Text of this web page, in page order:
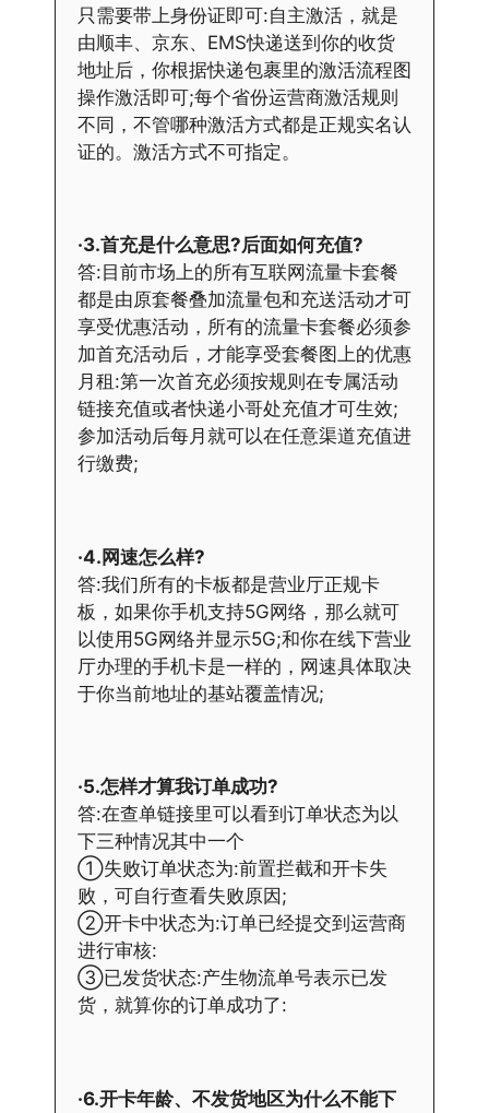
只需要带上身份证即可:自主激活，就是
由顺丰、京东、EMS快递送到你的收货
地址后，你根据快递包裹里的激活流程图
操作激活即可;每个省份运营商激活规则
不同，不管哪种激活方式都是正规实名认
证的。激活方式不可指定。
·3.首充是什么意思?后面如何充值?
答:目前市场上的所有互联网流量卡套餐
都是由原套餐叠加流量包和充送活动才可
享受优惠活动，所有的流量卡套餐必须参
加首充活动后，才能享受套餐图上的优惠
月租:第一次首充必须按规则在专属活动
链接充值或者快递小哥处充值才可生效;
参加活动后每月就可以在任意渠道充值进
行缴费;
·4.网速怎么样?
答:我们所有的卡板都是营业厅正规卡
板，如果你手机支持5G网络，那么就可
以使用5G网络并显示5G;和你在线下营业
厅办理的手机卡是一样的，网速具体取决
于你当前地址的基站覆盖情况;
·5.怎样才算我订单成功?
答:在查单链接里可以看到订单状态为以
下三种情况其中一个
①失败订单状态为:前置拦截和开卡失
败，可自行查看失败原因;
②开卡中状态为:订单已经提交到运营商
进行审核:
③已发货状态:产生物流单号表示已发
货，就算你的订单成功了:
·6.开卡年龄、不发货地区为什么不能下